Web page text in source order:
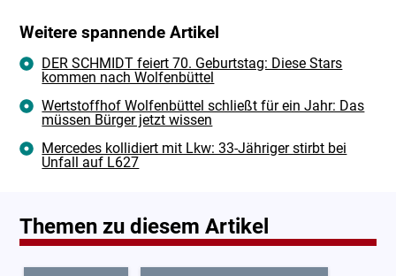
Weitere spannende Artikel
DER SCHMIDT feiert 70. Geburtstag: Diese Stars
kommen nach Wolfenbüttel
Wertstoffhof Wolfenbüttel schließt für ein Jahr: Das
müssen Bürger jetzt wissen
Mercedes kollidiert mit Lkw: 33-Jähriger stirbt bei
Unfall auf L627
Themen zu diesem Artikel